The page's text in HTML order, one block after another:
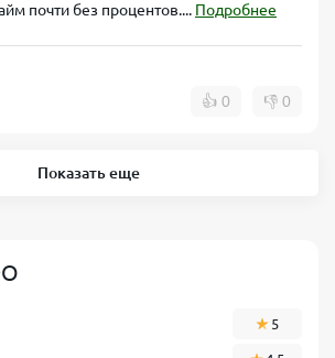
почти без процентов.... Подробнее
👍 0 👎 0
Показать еще
5